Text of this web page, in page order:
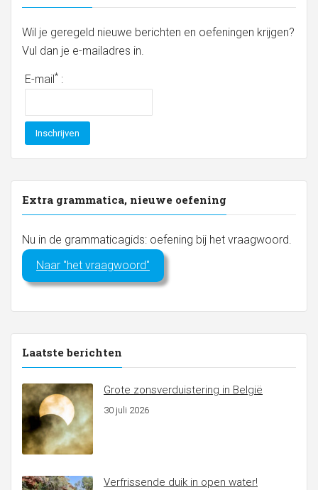
Wil je geregeld nieuwe berichten en oefeningen krijgen?
Vul dan je e-mailadres in.
E-mail* :
Extra grammatica, nieuwe oefening
Nu in de grammaticagids: oefening bij het vraagwoord.
Naar "het vraagwoord"
Laatste berichten
Grote zonsverduistering in België
30 juli 2026
Verfrissende duik in open water!